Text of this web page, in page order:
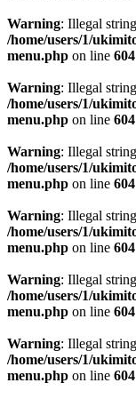
Warning: Illegal
/home/users/1/
menu.php on line 604
Warning: Illegal
/home/users/1/
menu.php on line 604
Warning: Illegal
/home/users/1/
menu.php on line 604
Warning: Illegal
/home/users/1/
menu.php on line 604
Warning: Illegal
/home/users/1/
menu.php on line 604
Warning: Illegal
/home/users/1/
menu.php on line 604